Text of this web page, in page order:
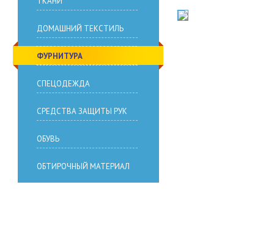
ДОМАШНИЙ ТЕКСТИЛЬ
ФУРНИТУРА
СПЕЦОДЕЖДА
СРЕДСТВА ЗАЩИТЫ РУК
ОБУВЬ
ОБТИРОЧНЫЙ МАТЕРИАЛ